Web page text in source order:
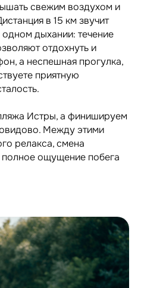
свежим воздухом и
в 15 км звучит
дыхании: течение
отдохнуть и
а неспешная прогулка,
приятную
Истры, а финишируем
Между этими
релакса, смена
ощущение побега